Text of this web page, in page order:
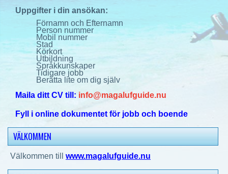
Uppgifter i din ansökan:
Förnamn och Efternamn
Person nummer
Mobil nummer
Stad
Körkort
Utbildning
Språkkunskaper
Tidigare jobb
Berätta lite om dig själv
Maila ditt CV till: info@magalufguide.nu
Fyll i online dokumentet för jobb och boende
VÄLKOMMEN
Välkommen till www.magalufguide.nu